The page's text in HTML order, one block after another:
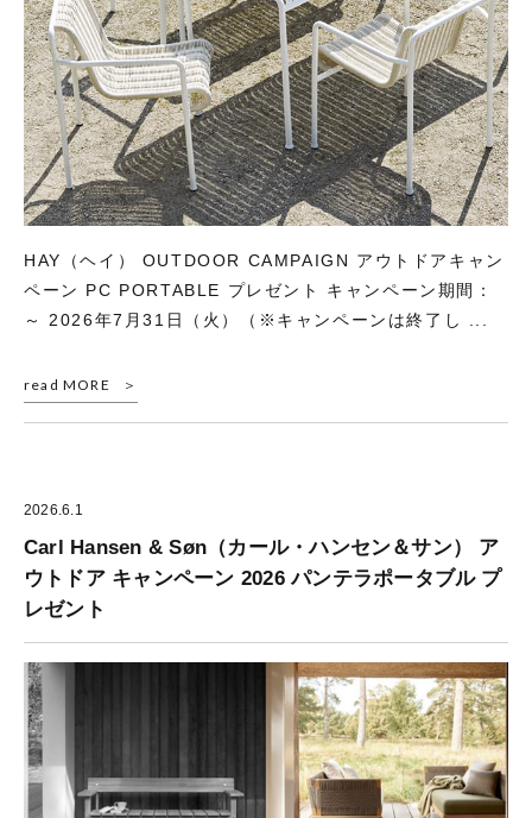
HAY（ヘイ） OUTDOOR CAMPAIGN アウトドアキャン
ペーン PC PORTABLE プレゼント キャンペーン期間：
～ 2026年7月31日（火）（※キャンペーンは終了し ...
read MORE
2026.6.1
Carl Hansen & Søn（カール・ハンセン＆サン） ア
ウトドア キャンペーン 2026 パンテラポータブル プ
レゼント